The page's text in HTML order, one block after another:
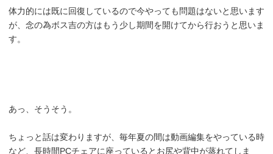
体力的には既に回復しているので今やっても問題はないと思います
が、念の為ボス吉の方はもう少し期間を開けてから行おうと思いま
す。
あっ、そうそう。
ちょっと話は変わりますが、毎年夏の間は動画編集をやっている時
など、長時間PCチェアに座っているとお尻や背中が蒸れてしま